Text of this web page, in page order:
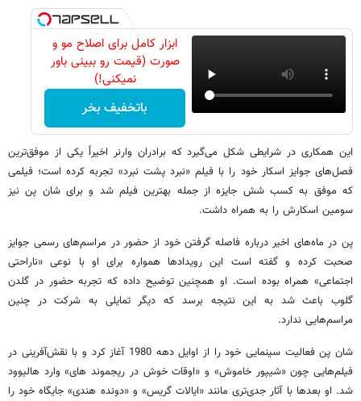
ابزار کامل برای اصلاح مو و
صورت (قیمت رو ببینی باور
نمیکنی!)
باتخفیف بخر
این همکاری در شرایطی شکل می‌گیرد که برادران وارنر اخیراً یکی از موفق‌ترین
فصل‌های جوایز اسکار خود را با فیلم «نبرد پشت نبرد» تجربه کرده است؛ فیلمی
که موفق به کسب شش جایزه از جمله بهترین فیلم شد و برای شان پن نیز
سومین اسکارش را به همراه داشت.
پن در ماه‌های اخیر درباره فاصله گرفتن خود از حضور در مراسم‌های رسمی جوایز
صحبت کرده و گفته است این رویدادها همواره برای او با نوعی «ناراحتی
اجتماعی» همراه بوده است. او همچنین توضیح داده که تجربه حضور در گلدن
گلوب باعث شد به این نتیجه برسد که دیگر تمایلی به شرکت در چنین
مراسم‌هایی ندارد.
شان پن فعالیت سینمایی خود را از اوایل دهه 1980 آغاز کرد و با نقش‌آفرینی در
فیلم‌هایی چون «شیپور خاموش» و «اوقات خوش در ریجموند های» وارد هالیوود
شد. او بعدها با آثار جدی‌تری مانند «ایالات گریس» و «دونده هندی» جایگاه خود را